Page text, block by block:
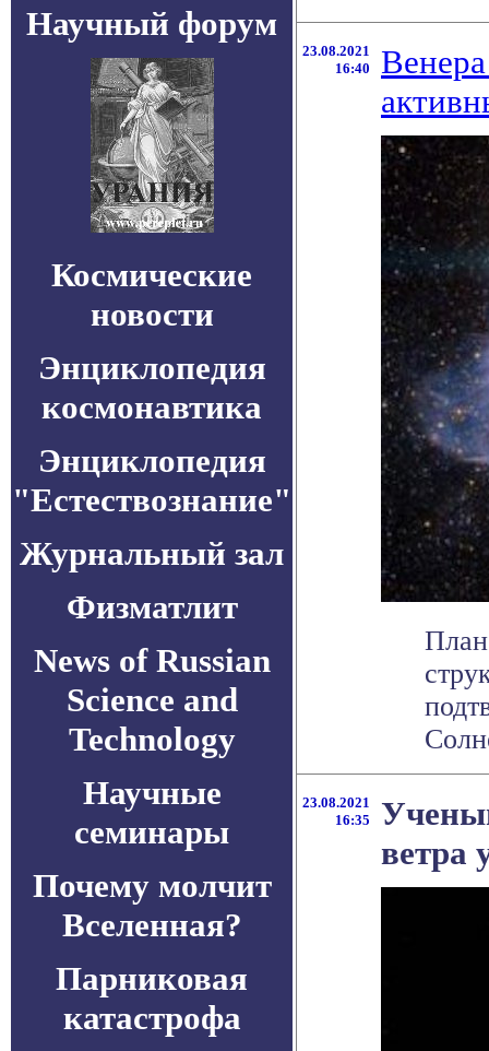
Научный форум
Космические
новости
Энциклопедия
космонавтика
Энциклопедия
"Естествознание"
Журнальный зал
Физматлит
News of Russian
Science and
Technology
Научные
семинары
Почему молчит
Вселенная?
Парниковая
катастрофа
23.08.2021
16:40
23.08.2021
16:35
ветра